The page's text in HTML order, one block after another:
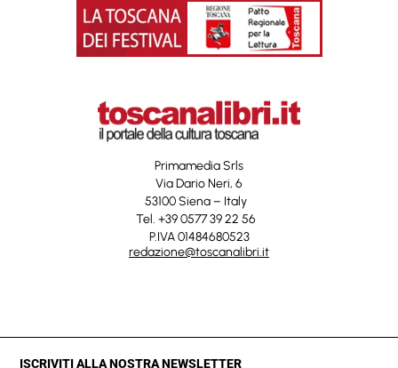
Primamedia Srls
Via Dario Neri, 6
53100 Siena – Italy
Tel. +39 0577 39 22 56
P.IVA 01484680523
redazione@toscanalibri.it
ISCRIVITI ALLA NOSTRA NEWSLETTER